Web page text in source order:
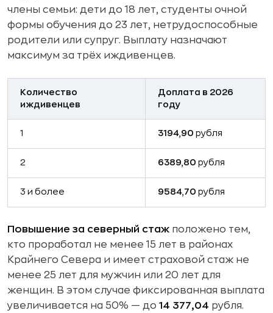
члены семьи: дети до 18 лет, студенты очной
формы обучения до 23 лет, нетрудоспособные
родители или супруг. Выплату назначают
максимум за трёх иждивенцев.
Количество
иждивенцев
Доплата в 2026
году
1 3194,90 рубля
2 6389,80 рубля
3 и более 9584,70 рубля
Повышение за северный стаж положено тем,
кто проработал не менее 15 лет в районах
Крайнего Севера и имеет страховой стаж не
менее 25 лет для мужчин или 20 лет для
женщин. В этом случае фиксированная выплата
увеличивается на 50% — до 14 377,04 рубля.